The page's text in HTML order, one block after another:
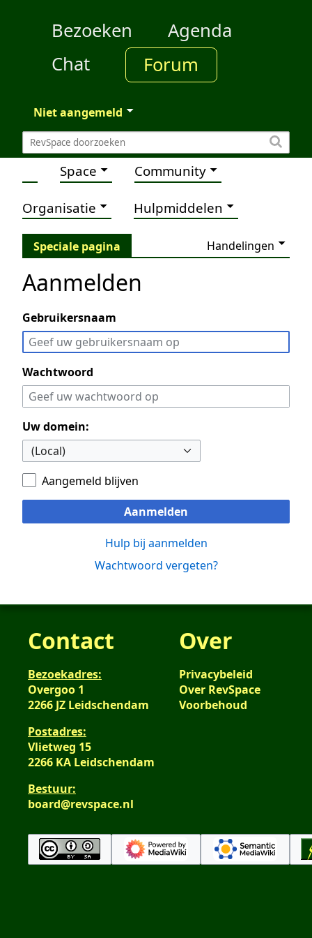
Bezoeken
Agenda
Chat
Forum
Niet aangemeld
Space Community
Organisatie Hulpmiddelen
Speciale pagina Handelingen
Aanmelden
Gebruikersnaam
Wachtwoord
Uw domein:
Aangemeld blijven
Aanmelden
Hulp bij aanmelden
Wachtwoord vergeten?
Contact
Bezoekadres:
Overgoo 1
2266 JZ Leidschendam
Postadres:
Vlietweg 15
2266 KA Leidschendam
Bestuur:
board@revspace.nl
Over
Privacybeleid
Over RevSpace
Voorbehoud